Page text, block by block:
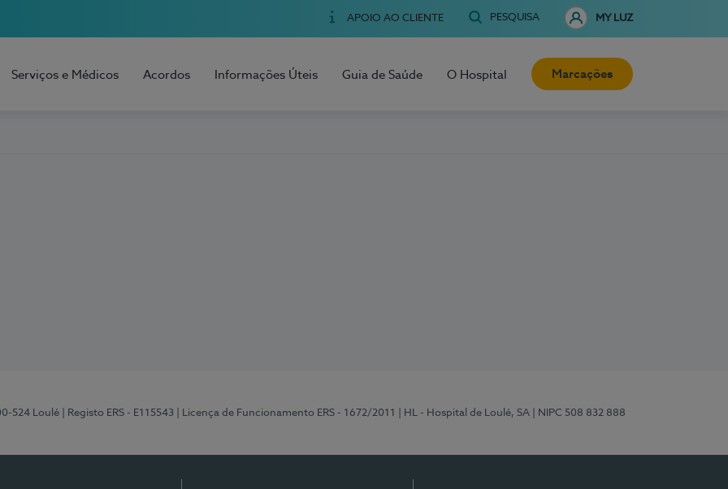
APOIO AO CLIENTE PESQUISA MY LUZ
Serviços e Médicos Acordos Informações Úteis Guia de Saúde O Hospital Marcações
524 Loulé | Registo ERS - E115543 | Licença de Funcionamento ERS - 1672/2011 | HL - Hospital de Loulé, SA | NIPC 508 832 888